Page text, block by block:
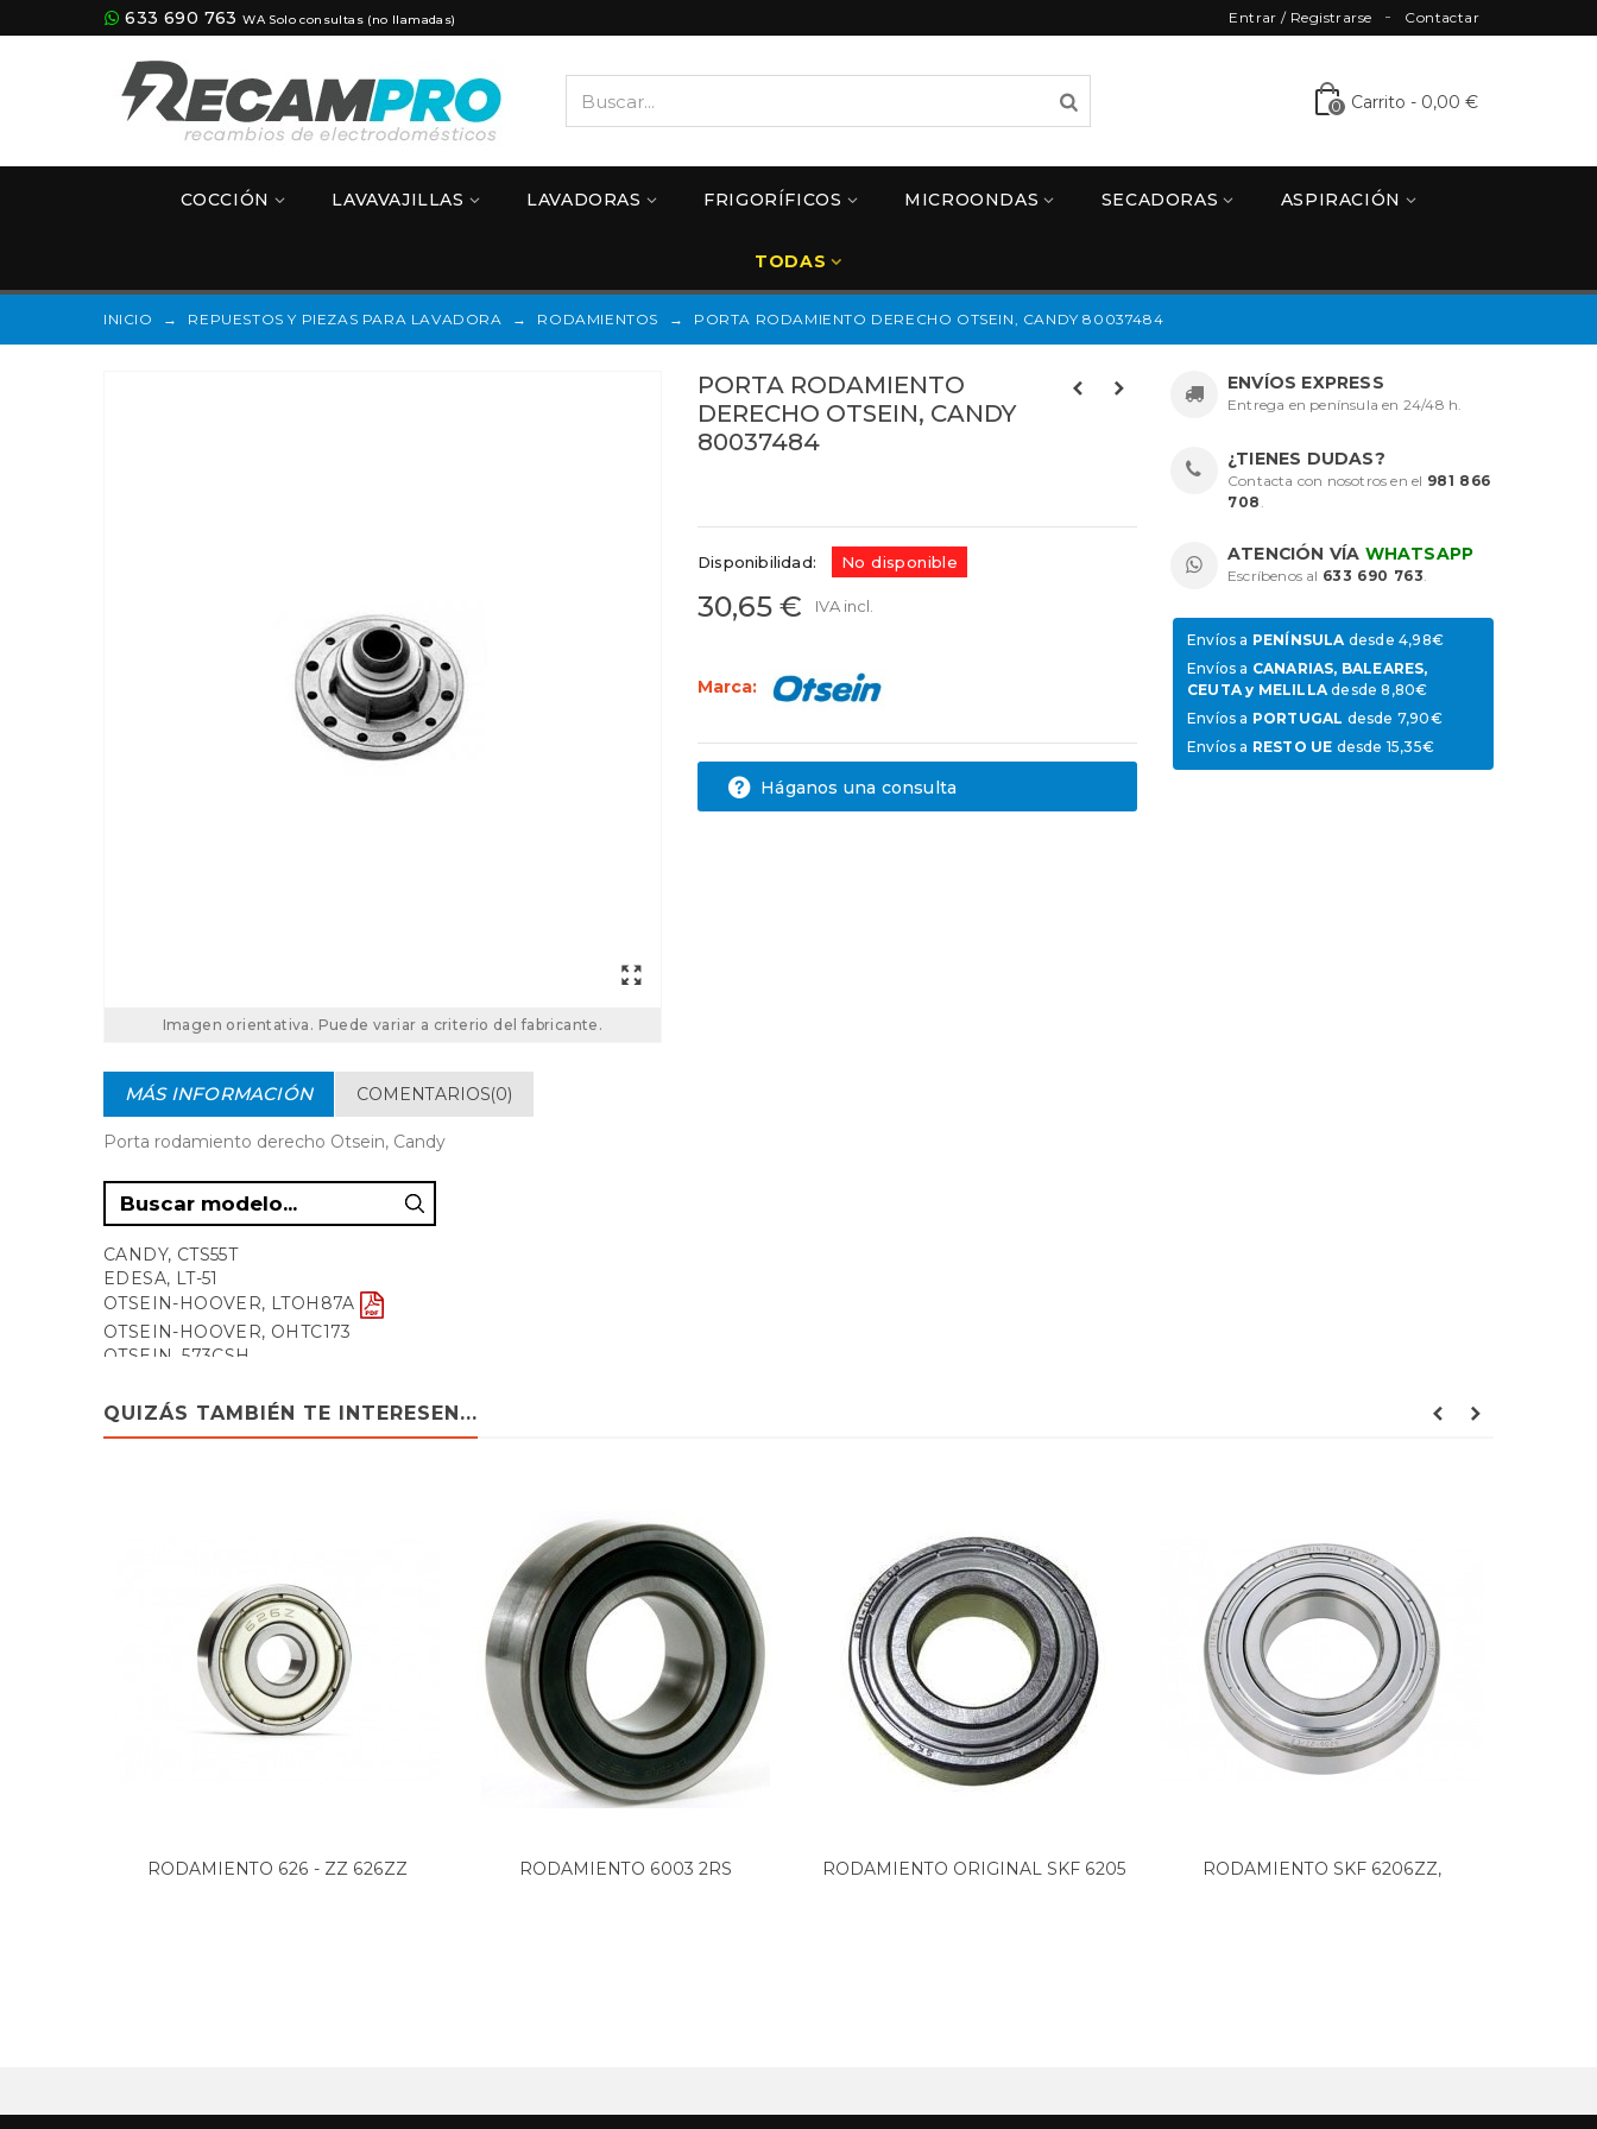
633 690 763 WA Solo consultas (no llamadas) Contactar
Entrar / Registrarse
0 Carrito - 0,00 €
COCCIÓN LAVAVAJILLAS LAVADORAS FRIGORÍFICOS MICROONDAS SECADORAS ASPIRACIÓN
TODAS
INICIO → REPUESTOS Y PIEZAS PARA LAVADORA → RODAMIENTOS → PORTA RODAMIENTO DERECHO OTSEIN, CANDY 80037484
Imagen orientativa. Puede variar a criterio del fabricante.
PORTA RODAMIENTO
DERECHO OTSEIN, CANDY
80037484
Disponibilidad: No disponible
30,65 € IVA incl.
Marca:
Háganos una consulta
ENVÍOS EXPRESS
Entrega en península en 24/48 h.
¿TIENES DUDAS?
Contacta con nosotros en el 981 866
708 .
ATENCIÓN VÍA WHATSAPP
Escríbenos al 633 690 763.
Envíos a PENÍNSULAdesde 4,98€
Envíos a CANARIAS, BALEARES,
CEUTA y MELILLAdesde 8,80€
Envíos a PORTUGAL desde 7,90€
Envíos a RESTO UE desde 15,35€
MÁS INFORMACIÓN COMENTARIOS(0)
Porta rodamiento derecho Otsein, Candy
CANDY, CTS55T
EDESA, LT-51
OTSEIN-HOOVER, LTOH87A
OTSEIN-HOOVER, OHTC173
OTSEIN, 573CSH
OTSEIN, LTC865H
OTSEIN, LTD884H
QUIZÁS TAMBIÉN TE INTERESEN...
RODAMIENTO 626 - ZZ 626ZZ RODAMIENTO 6003 2RS
RODAMIENTO ORIGINAL SKF 6205
RODAMIENTO SKF 6206ZZ,